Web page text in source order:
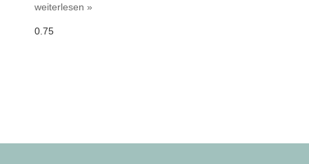
weiterlesen »